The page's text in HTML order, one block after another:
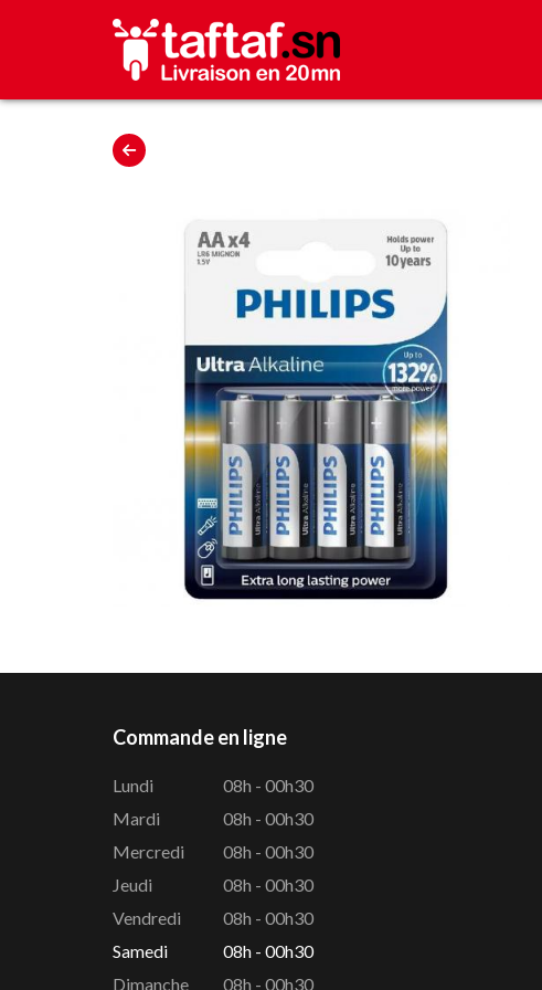
Commande en ligne
Lundi
08h - 00h30
Mardi
08h - 00h30
Mercredi
08h - 00h30
Jeudi
08h - 00h30
Vendredi
08h - 00h30
Samedi
08h - 00h30
Dimanche
08h - 00h30